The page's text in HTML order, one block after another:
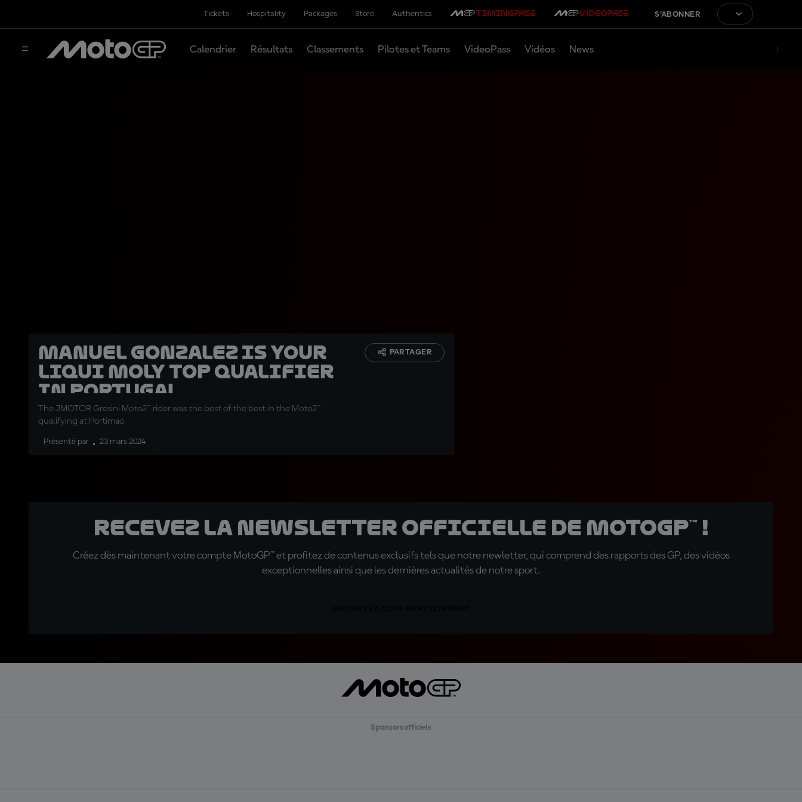
Tickets Hospitality Packages Store Authentics S'ABONNER
Calendrier Résultats Classements Pilotes et Teams VideoPass Vidéos News
Manuel Gonzalez is your
Liqui Moly top qualifier
in Portugal
The JMOTOR Gresini Moto2™ rider was the best of the best in the Moto2™
qualifying at Portimao
Présenté par 23 mars 2024
PARTAGER
Recevez la Newsletter officielle de MotoGP™ !
Créez dès maintenant votre compte MotoGP™ et profitez de contenus exclusifs tels que notre newletter, qui comprend des rapports des GP, des vidéos
exceptionnelles ainsi que les dernières actualités de notre sport.
Sponsors officiels